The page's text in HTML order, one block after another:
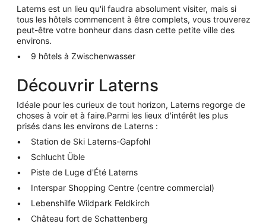
Laterns est un lieu qu'il faudra absolument visiter, mais si
tous les hôtels commencent à être complets, vous trouverez
peut-être votre bonheur dans dasn cette petite ville des
environs.
9 hôtels à Zwischenwasser
Découvrir Laterns
Idéale pour les curieux de tout horizon, Laterns regorge de
choses à voir et à faire.Parmi les lieux d'intérêt les plus
prisés dans les environs de Laterns :
Station de Ski Laterns-Gapfohl
Schlucht Üble
Piste de Luge d'Été Laterns
Interspar Shopping Centre (centre commercial)
Lebenshilfe Wildpark Feldkirch
Château fort de Schattenberg